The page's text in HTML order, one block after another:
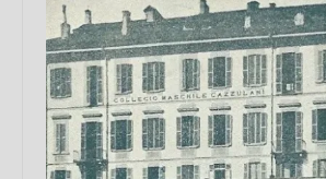
Chi sono
FAQ
Contatti